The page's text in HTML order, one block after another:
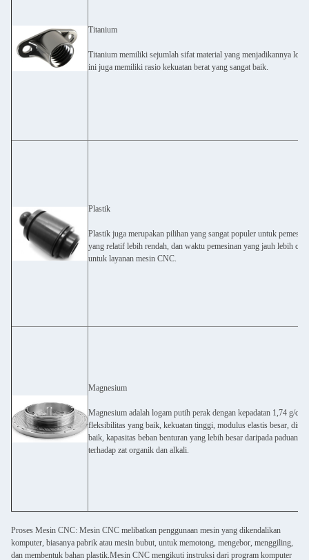
Titanium
Titanium memiliki sejumlah sifat material yang menjadikannya
ini juga memiliki rasio kekuatan berat yang sangat baik.
Plastik
Plastik juga merupakan pilihan yang sangat populer untuk
yang relatif lebih rendah, dan waktu pemesinan yang jauh lebih
untuk layanan mesin CNC.
Magnesium
Magnesium adalah logam putih perak dengan kepadatan 1,74 g/
fleksibilitas yang baik, kekuatan tinggi, modulus elastis besar,
baik, kapasitas beban benturan yang lebih besar daripada paduan
terhadap zat organik dan alkali.
Proses Mesin CNC: Mesin CNC melibatkan penggunaan mesin yang dikendalikan
komputer, biasanya pabrik atau mesin bubut, untuk memotong, mengebor, menggiling,
dan membentuk bahan plastik.Mesin CNC mengikuti instruksi dari program komputer